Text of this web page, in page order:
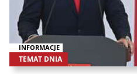
INFORMACJE
TEMAT DNIA